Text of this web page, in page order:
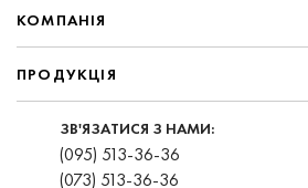
КОМПАНIЯ
ПРОДУКЦІЯ
ЗВ'ЯЗАТИСЯ З НАМИ:
(095) 513-36-36
(073) 513-36-36